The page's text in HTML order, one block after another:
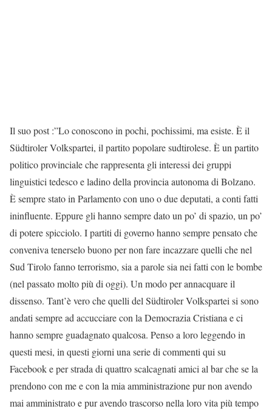
Il suo post :”Lo conoscono in pochi, pochissimi, ma esiste. È il
Südtiroler Volkspartei, il partito popolare sudtirolese. È un partito
politico provinciale che rappresenta gli interessi dei gruppi
linguistici tedesco e ladino della provincia autonoma di Bolzano.
È sempre stato in Parlamento con uno o due deputati, a conti fatti
ininfluente. Eppure gli hanno sempre dato un po’ di spazio, un po’
di potere spicciolo. I partiti di governo hanno sempre pensato che
conveniva tenerselo buono pernon fare incazzare quelli che nel
Sud Tirolo fanno terrorismo, sia a parole sia nei fatti con le bombe
(nel passato molto più di oggi). Un modo per annacquare il
dissenso. Tant’è vero che quelli del Südtiroler Volkspartei si sono
andati sempre ad accucciare con la Democrazia Cristiana e ci
hanno sempre guadagnato qualcosa. Penso a loro leggendo in
questi mesi, in questi giorni una serie di commenti qui su
Facebook e per strada di quattro scalcagnati amici al bar che se la
prendono con me e con la mia amministrazione pur non avendo
mai amministrato e pur avendo trascorso nella loro vita più tempo